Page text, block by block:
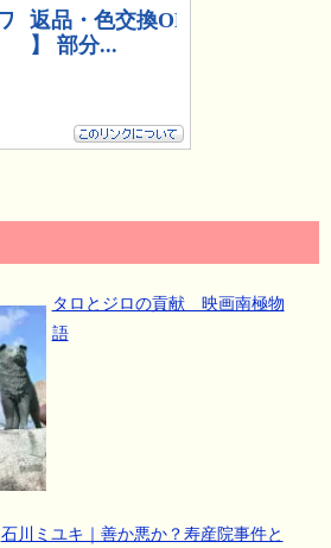
タロとジロの貢献 映画南極物
語
石川ミユキ｜善か悪か？寿産院事件と